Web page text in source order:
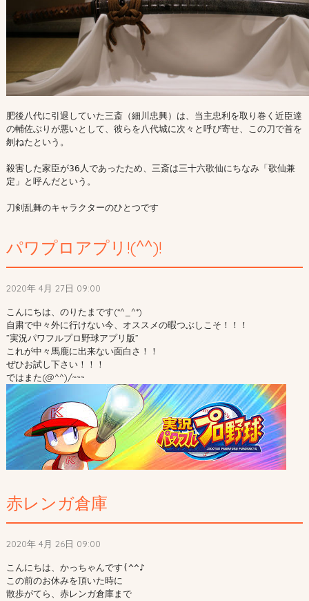
肥後八代に引退していた三斎（細川忠興）は、当主忠利を取り巻く近臣達
の輔佐ぶりが悪いとして、彼らを八代城に次々と呼び寄せ、この刀で首を
刎ねたという。
殺害した家臣が36人であったため、三斎は三十六歌仙にちなみ「歌仙兼
定」と呼んだという。
刀剣乱舞のキャラクターのひとつです
パワプロアプリ!(^^)!
2020年 4月 27日 09:00
こんにちは、のりたまです(*^_^*)
自粛で中々外に行けない今、オススメの暇つぶしこそ！！！
”実況パワフルプロ野球アプリ版”
これが中々馬鹿に出来ない面白さ！！
ぜひお試し下さい！！！
ではまた(@^^)/~~~
赤レンガ倉庫
2020年 4月 26日 09:00
こんにちは、かっちゃんです(^^♪
この前のお休みを頂いた時に
散歩がてら、赤レンガ倉庫まで